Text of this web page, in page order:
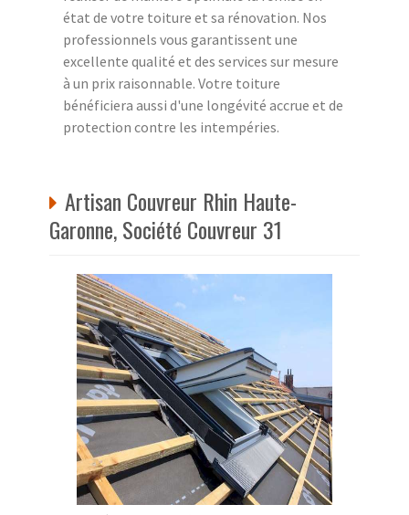
état de votre toiture et sa rénovation. Nos
professionnels vous garantissent une
excellente qualité et des services sur mesure
à un prix raisonnable. Votre toiture
bénéficiera aussi d'une longévité accrue et de
protection contre les intempéries.
Artisan Couvreur Rhin Haute-
Garonne, Société Couvreur 31